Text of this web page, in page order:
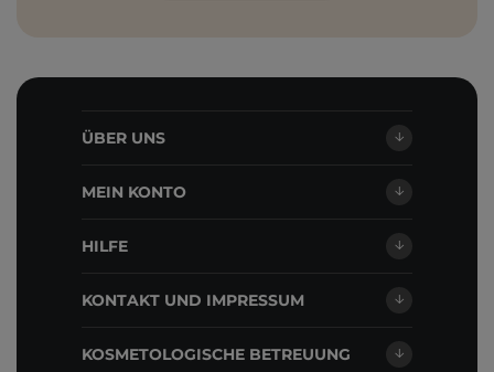
ÜBER UNS
MEIN KONTO
HILFE
KONTAKT UND IMPRESSUM
KOSMETOLOGISCHE BETREUUNG